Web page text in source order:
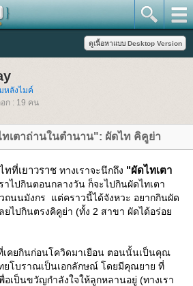
หลังไมค์
ก : 19 คน
ทเตาถ่านในตำนาน": ผัดไท คิคูย่า
ทที่เยาวราช ทางเราจะนึกถึง "ผัดไทเตา
าไปกินตอนกลางวัน ก็จะไปกินผัดไทเตา
ถนนมังกร แต่คราวนี้ได้จังหวะ อยากกินผัด
ยไปกินตรงคิคูย่า (ทั้ง 2 สาขา ผัดได้อร่อ
ก่อนโควิดมาเยือน ตอนนั้นเป็นคุณ
ยโบราณเป็นเอกลักษณ์ โดยมีคุณยาย ที่
อเป็นขวัญกำลังใจให้ลูกหลานอยู่ (ทางเรา